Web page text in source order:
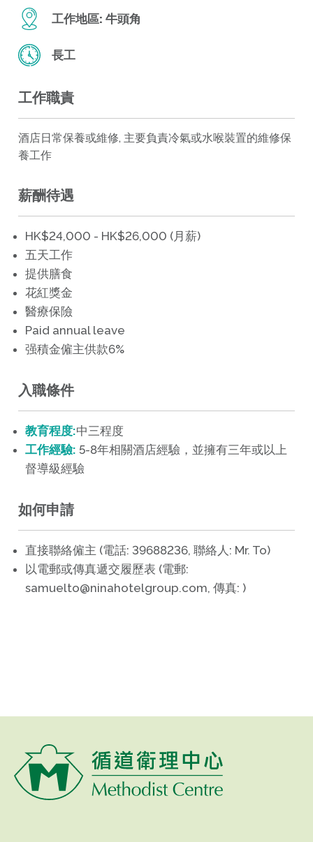
工作地區: 牛頭角
長工
工作職責
酒店日常保養或維修, 主要負責冷氣或水喉裝置的維修保
養工作
薪酬待遇
HK$24,000 - HK$26,000 (月薪)
五天工作
提供膳食
花紅獎金
醫療保險
Paid annual leave
强積金僱主供款6%
入職條件
教育程度:中三程度
工作經驗: 5-8年相關酒店經驗，並擁有三年或以上
督導級經驗
如何申請
直接聯絡僱主 (電話: 39688236, 聯絡人: Mr. To)
以電郵或傳真遞交履歷表 (電郵:
samuelto@ninahotelgroup.com, 傳真: )